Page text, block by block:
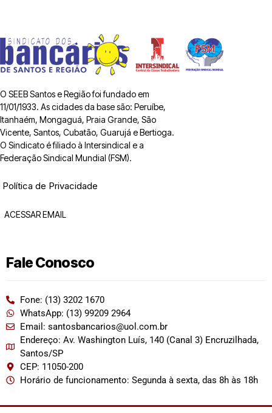
O SEEB Santos e Região foi fundado em
11/01/1933. As cidades da base são: Peruíbe,
Itanhaém, Mongaguá, Praia Grande, São
Vicente, Santos, Cubatão, Guarujá e Bertioga.
O Sindicato é filiado à Intersindical e a
Federação Sindical Mundial (FSM).
Política de Privacidade
ACESSAR EMAIL
Fale Conosco
Fone: (13) 3202 1670
WhatsApp: (13) 99209 2964
Email: santosbancarios@uol.com.br
Endereço: Av. Washington Luís, 140 (Canal 3) Encruzilhada,
Santos/SP
CEP: 11050-200
Horário de funcionamento: Segunda à sexta, das 8h às 18h